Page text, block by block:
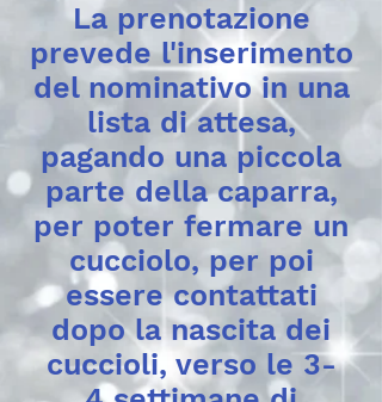
La prenotazione
prevede l'inserimento
del nominativo in una
lista di attesa,
pagando una piccola
parte della caparra,
per poter fermare un
cucciolo, per poi
essere contattati
dopo la nascita dei
cuccioli, verso le 3-